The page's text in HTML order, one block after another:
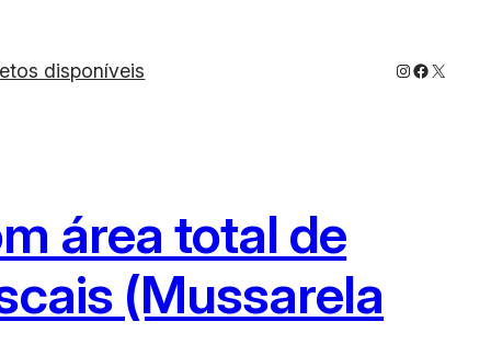
disponíveis Instagram
X
área total de
(Mussarela